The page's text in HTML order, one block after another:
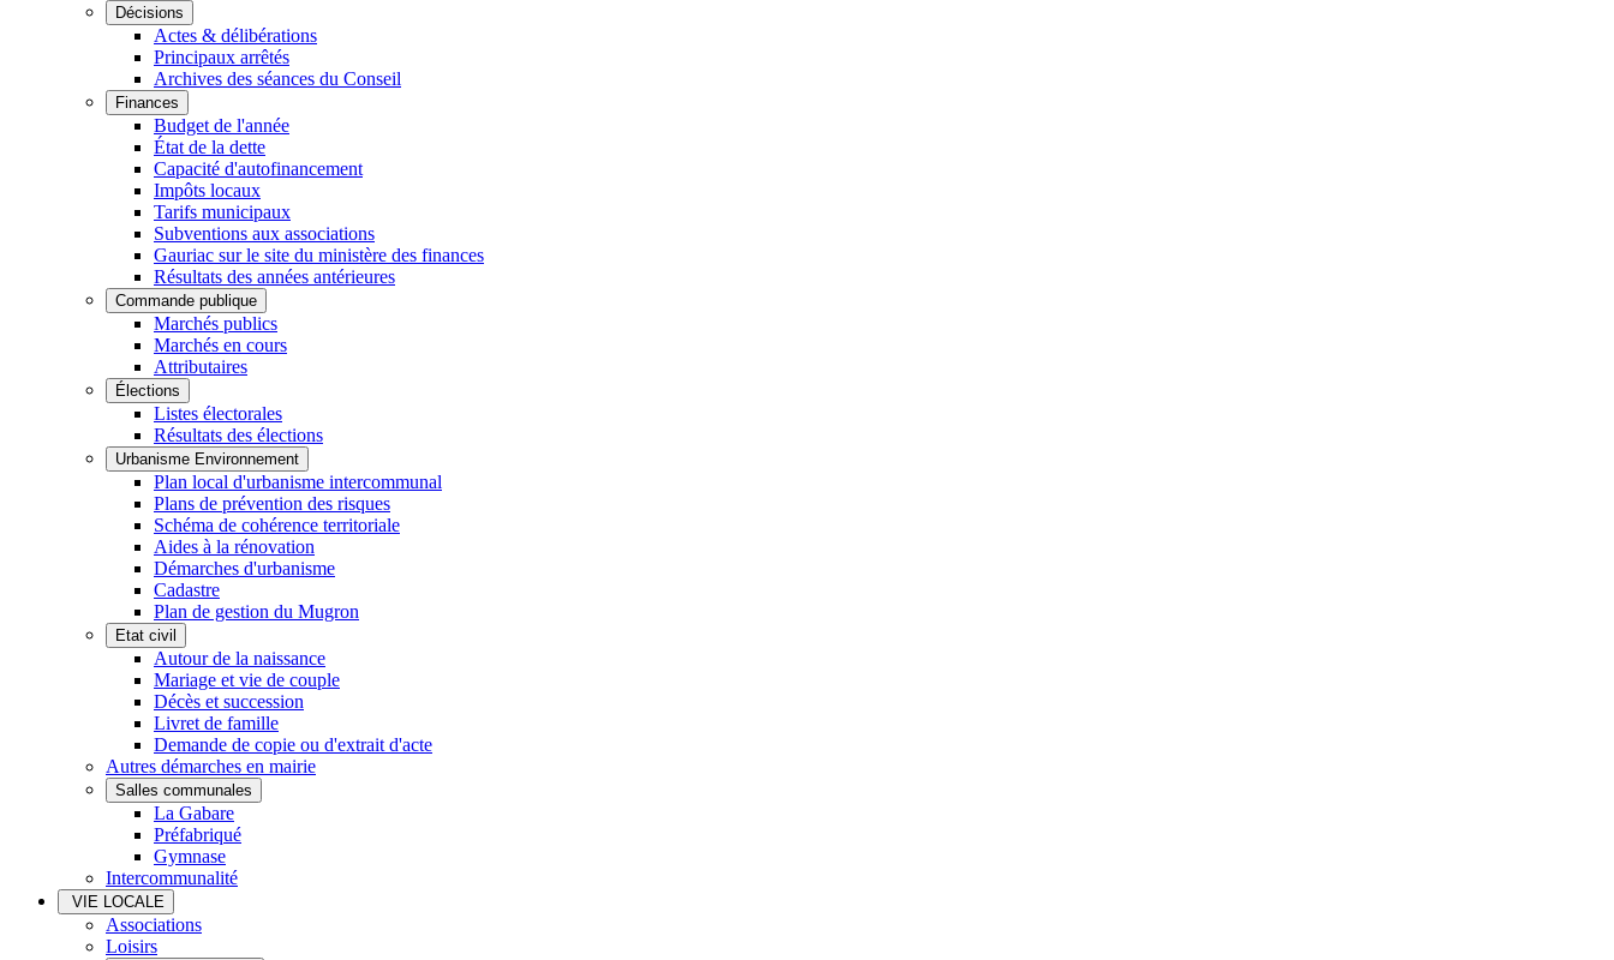
Décisions
Actes & délibérations
Principaux arrêtés
Archives des séances du Conseil
Finances
Budget de l'année
État de la dette
Capacité d'autofinancement
Impôts locaux
Tarifs municipaux
Subventions aux associations
Gauriac sur le site du ministère des finances
Résultats des années antérieures
Commande publique
Marchés publics
Marchés en cours
Attributaires
Élections
Listes électorales
Résultats des élections
Urbanisme Environnement
Plan local d'urbanisme intercommunal
Plans de prévention des risques
Schéma de cohérence territoriale
Aides à la rénovation
Démarches d'urbanisme
Cadastre
Plan de gestion du Mugron
Etat civil
Autour de la naissance
Mariage et vie de couple
Décès et succession
Livret de famille
Demande de copie ou d'extrait d'acte
Autres démarches en mairie
Salles communales
La Gabare
Préfabriqué
Gymnase
Intercommunalité
VIE LOCALE
Associations
Loisirs